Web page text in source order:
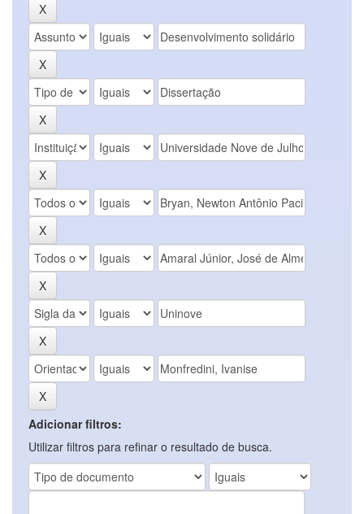
Adicionar filtros:
Utilizar filtros para refinar o resultado de busca.